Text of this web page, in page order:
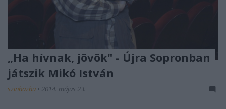
„Ha hívnak, jövök" - Újra Sopronban
játszik Mikó István
szinhazhu • 2014. május 23.